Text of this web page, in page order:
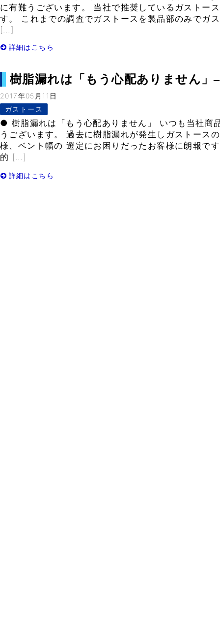
に有難うございます。 当社で推奨しているガストー
す。 これまでの調査でガストースを製品部のみでガ
[…]
詳細はこちら
樹脂漏れは「もう心配ありません」
2017年05月11日
ガストース
● 樹脂漏れは「もう心配ありません」 いつも当社商
うございます。 過去に樹脂漏れが発生しガストース
様、ベント幅の 選定にお困りだったお客様に朗報で
的 […]
詳細はこちら